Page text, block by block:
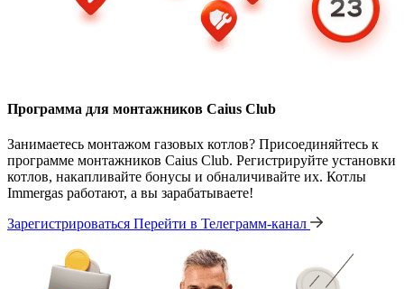
Программа для монтажников Caius Club
Занимаетесь монтажом газовых котлов? Присоединяйтесь к
программе монтажников Caius Club. Регистрируйте установки
котлов, накапливайте бонусы и обналичивайте их. Котлы
Immergas работают, а вы зарабатываете!
Зарегистрироваться Перейти в Телеграмм-канал